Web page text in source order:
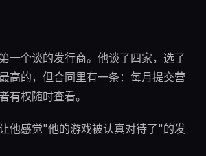
一个谈的发行商。他谈了四家，选了
高的，但合同里有一条：每月提交营
有权随时查看。
他感觉"他的游戏被认真对待了"的发